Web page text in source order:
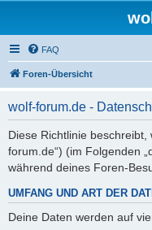
FAQ
Foren-Übersicht
wolf-forum.de -
Diese Richtlinie beschreibt,
forum.de“) (im Folgenden
während deines Foren-
UMFANG UND ART DER
Deine Daten werden auf